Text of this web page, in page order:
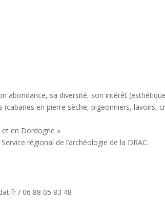
abondance, sa diversité, son intérêt
en pierre sèche, pigeonniers, lavoirs,
et en Dordogne »
régional de l’archéologie de la DRAC.
/ 06 88 05 83 48